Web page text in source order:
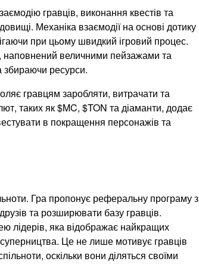
гравців, виконання квестів та
Механіка взаємодії на основі дотику
при цьому швидкий ігровий процес.
наповнений величними пейзажами та
збираючи ресурси.
гравцям заробляти, витрачати та
таких як $MC, $TON та діаманти, додає
в покращення персонажів та
Гра пропонує реферальну програму з
та розширювати базу гравців.
лідерів, яка відображає найкращих
суперництва. Це не лише мотивує гравців
оскільки вони діляться своїми